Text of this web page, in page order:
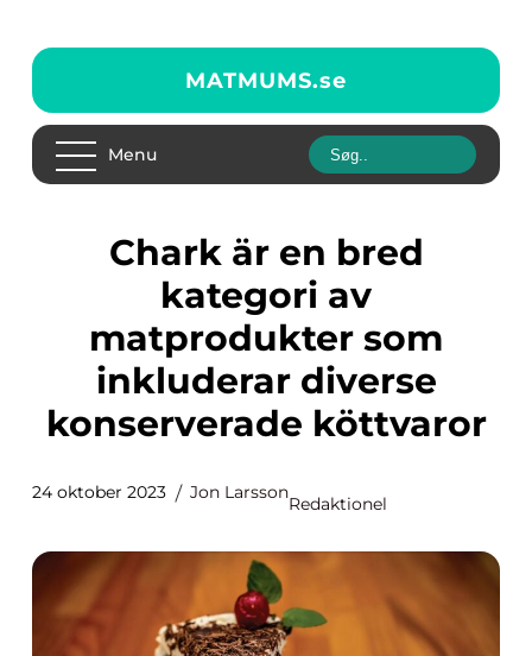
MATMUMS.se
Menu
Chark är en bred
kategori av
matprodukter som
inkluderar diverse
konserverade köttvaror
24 oktober 2023 Jon Larsson
Redaktionel